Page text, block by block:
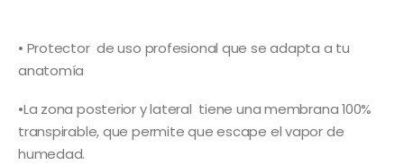
• Protector de uso profesional que se adapta a tu
anatomía
•La zona posterior y lateral tiene una membrana 100%
transpirable, que permite que escape el vapor de
humedad.